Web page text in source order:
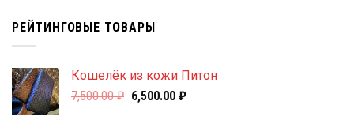
РЕЙТИНГОВЫЕ ТОВАРЫ
Кошелёк из кожи Питон
7,500.00₽ Первоначальная
6,500.00 ₽Текущая